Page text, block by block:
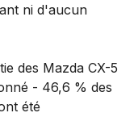
ni d'aucun
des Mazda CX-5
- 46,6 % des
été